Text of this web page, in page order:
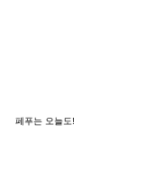
페푸는 오늘도!